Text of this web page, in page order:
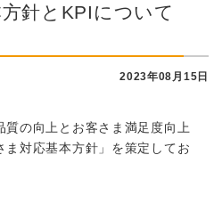
針とKPIについて
2023年08月15日
質の向上とお客さま満足度向上
ま対応基本方針」を策定してお